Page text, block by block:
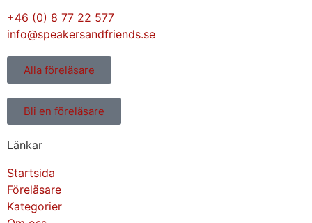
+46 (0) 8 77 22 577
info@speakersandfriends.se
Alla föreläsare
Bli en föreläsare​
Länkar
Startsida
Föreläsare
Kategorier